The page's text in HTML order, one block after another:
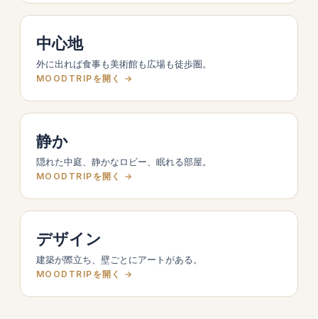
中心地
外に出れば食事も美術館も広場も徒歩圏。
MOODTRIPを開く →
静か
隠れた中庭、静かなロビー、眠れる部屋。
MOODTRIPを開く →
デザイン
建築が際立ち、壁ごとにアートがある。
MOODTRIPを開く →